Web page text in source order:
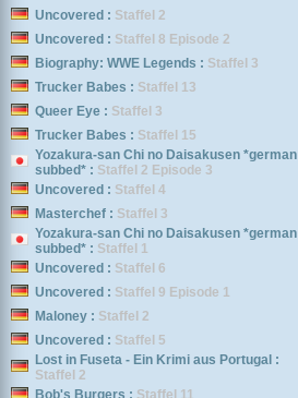
Uncovered : Staffel 2
Uncovered : Staffel 8 Episode 2
Biography: WWE Legends : Staffel 3
Trucker Babes : Staffel 13
Queer Eye : Staffel 3
Trucker Babes : Staffel 15
Yozakura-san Chi no Daisakusen *german
subbed* : Staffel 2 Episode 3
Uncovered : Staffel 4
Masterchef : Staffel 3
Yozakura-san Chi no Daisakusen *german
subbed* : Staffel 1
Uncovered : Staffel 6
Uncovered : Staffel 9 Episode 1
Maloney : Staffel 2
Uncovered : Staffel 5
Lost in Fuseta - Ein Krimi aus Portugal :
Staffel 2
Bob's Burgers : Staffel 11